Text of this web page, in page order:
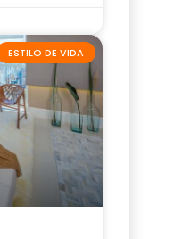
ESTILO DE VIDA